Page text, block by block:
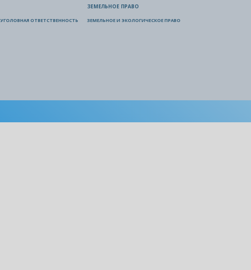
УГОЛОВНАЯ ОТВЕТСТВЕННОСТЬ
ЗЕМЕЛЬНОЕ ПРАВО
ЗЕМЕЛЬНОЕ И ЭКОЛОГИЧЕСКОЕ ПРАВО